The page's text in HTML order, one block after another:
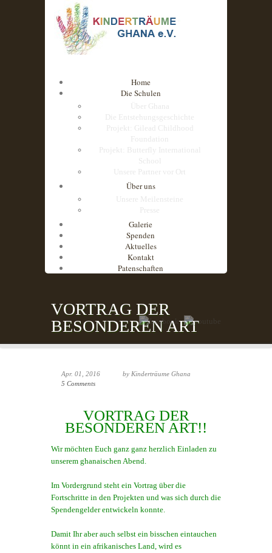
Home
Die Schulen
Über Ghana
Die Entstehungsgeschichte
Projekt: Gilead Childhood
Foundation
Projekt: Butterfly International
School
Unsere Partner vor Ort
Über uns
Unsere Meilensteine
Presse
Galerie
Spenden
Aktuelles
Kontakt
Patenschaften
VORTRAG DER
BESONDEREN ART
Apr. 01, 2016
by Kinderträume Ghana
5 Comments
VORTRAG DER
BESONDEREN ART!!
Wir möchten Euch ganz ganz herzlich Einladen zu
unserem ghanaischen Abend.
Im Vordergrund steht ein Vortrag über die
Fortschritte in den Projekten und was sich durch die
Spendengelder entwickeln konnte.
Damit Ihr aber auch selbst ein bisschen eintauchen
könnt in ein afrikanisches Land, wird es